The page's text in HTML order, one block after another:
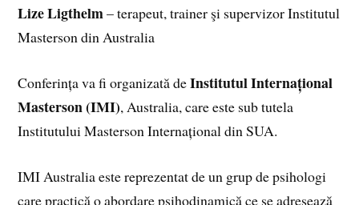
Lize Ligthelm– terapeut, trainer şi supervizor Institutul
Masterson din Australia
Conferința va fi organizată deInstitutul Internațional
Masterson (IMI), Australia, care este sub tutela
Institutului Masterson Internațional din SUA.
IMI Australia este reprezentat de un grup de psihologi
care practică o abordare psihodinamică ce se adresează